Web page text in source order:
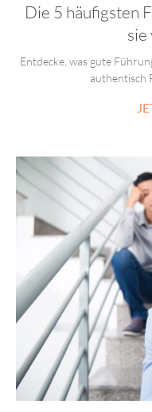
Die 5 häufigsten
sie
Entdecke, was gute
authentisch